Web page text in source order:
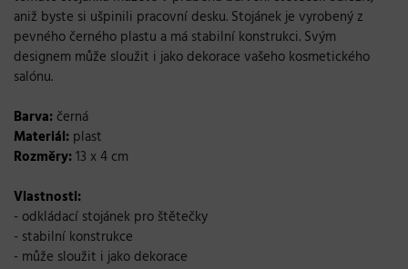
aniž byste si ušpinili pracovní desku. Stojánek je vyrobený z
pevného černého plastu a má stabilní konstrukci. Svým
designem může sloužit i jako dekorace vašeho kosmetického
salónu.
Barva: černá
Materiál: plast
Rozměry:13 x 4 cm
Vlastnosti:
- odkládací stojánek pro štětečky
- stabilní konstrukce
- může sloužit i jako dekorace